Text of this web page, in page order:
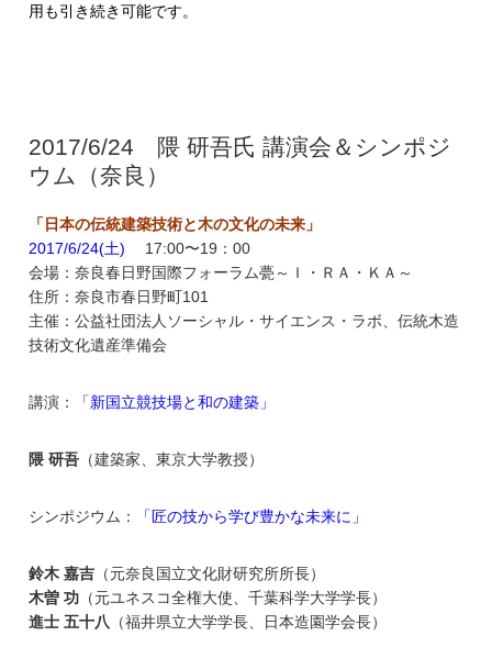
用も引き続き可能です。
2017/6/24 隈 研吾氏 講演会＆シンポジ
ウム（奈良）
「日本の伝統建築技術と木の文化の未来」
2017/6/24(土) 17:00〜19：00
会場：奈良春日野国際フォーラム甍～Ｉ・ＲＡ・ＫＡ～
住所：奈良市春日野町101
主催：公益社団法人ソーシャル・サイエンス・ラボ、伝統木造
技術文化遺産準備会
講演： 「新国立競技場と和の建築」
隈 研吾 （建築家、東京大学教授）
シンポジウム： 「匠の技から学び豊かな未来に」
鈴木 嘉吉 （元奈良国立文化財研究所所長）
木曽 功 （元ユネスコ全権大使、千葉科学大学学長）
進士 五十八
（福井県立大学学長、日本造園学会長）